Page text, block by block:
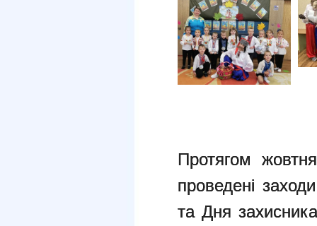
Протягом
проведені
та Дня